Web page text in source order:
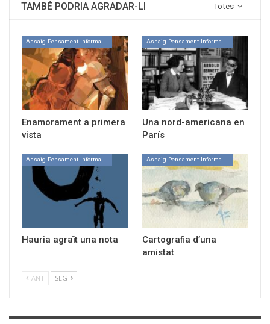
Totes
TAMBÉ PODRIA AGRADAR-LI
Assaig-Pensament-Informació
Enamorament a primera
vista
Assaig-Pensament-Informació
Una nord-americana en
París
Hauria agraït una nota
Cartografia d’una
amistat
ANT SEG